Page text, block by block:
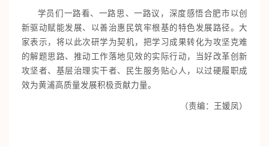
学员们一路看、一路思、一路议，深度感悟合肥市以创
新驱动赋能发展、以善治惠民筑牢根基的特色发展路径。大
家表示，将以此次研学为契机，把学习成果转化为攻坚克难
的解题思路、推动工作落地见效的实际行动，当好改革创新
攻坚者、基层治理实干者、民生服务贴心人，以过硬履职成
效为黄浦高质量发展积极贡献力量。
（责编：王媛凤）